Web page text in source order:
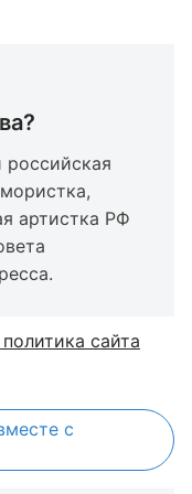
российская
артистка РФ
сайта
с